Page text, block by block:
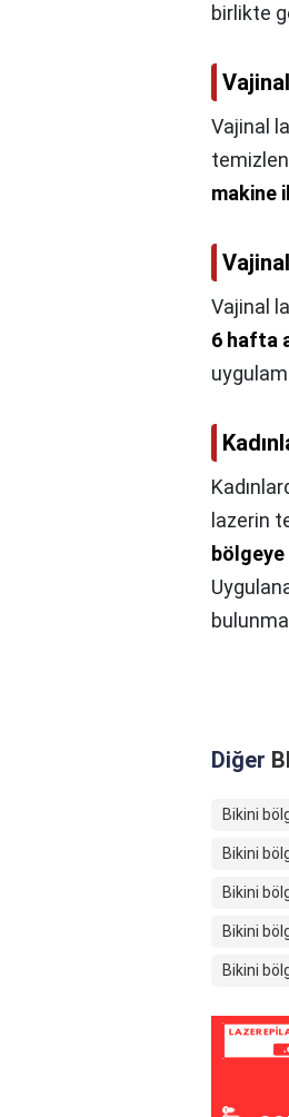
birlikte
Vajinal
makine
Vajinal
6 hafta
lazerin
Diğer
Bikini
Bikini
Bikini
Bikini
Bikini